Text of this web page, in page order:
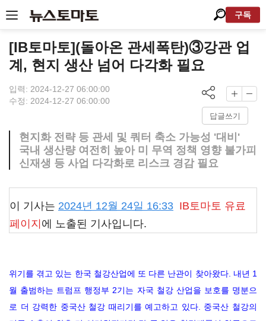
구독
[IB토마토](돌아온 관세폭탄)③강관 업
계, 현지 생산 넘어 다각화 필요
입력: 2024-12-27 06:00:00
수정: 2024-12-27 06:00:00
답글쓰기
현지화 전략 등 관세 및 쿼터 축소 가능성 '대비'
국내 생산량 여전히 높아 미 무역 정책 영향 불가피
신재생 등 사업 다각화로 리스크 경감 필요
이 기사는 2024년 12월 24일 16:33 IB토마토 유료
페이지 에 노출된 기사입니다.
위기를 겪고 있는 한국 철강산업에 또 다른 난관이 찾아왔다. 내년 1
월 출범하는 트럼프 행정부 2기는 자국 철강 산업을 보호를 명분으
로 더 강력한 중국산 철강 때리기를 예고하고 있다. 중국산 철강의